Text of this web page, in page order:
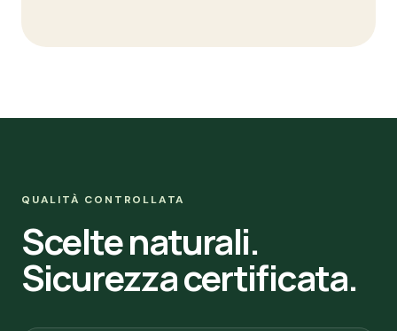
QUALITÀ CONTROLLATA
Scelte naturali.
Sicurezza certificata.